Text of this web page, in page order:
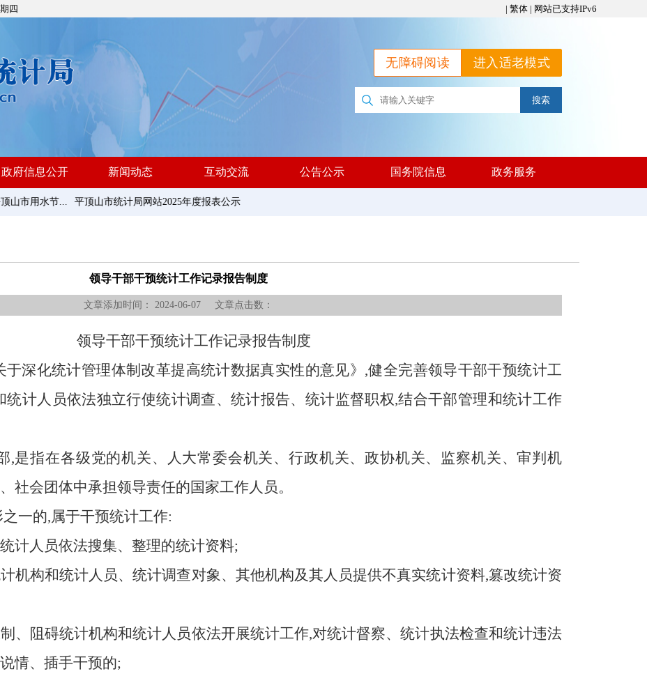
四 | 繁体 | 网站已支持IPv6
进入适老模式
无障碍阅读
政府信息公开 新闻动态 互动交流 公告公示 国务院信息 政务服务
山市用水节... 平顶山市统计局网站2025年度报表公示
领导干部干预统计工作记录报告制度
文章添加时间： 2024-06-07 文章点击数：
领导干部干预统计工作记录报告制度
于深化统计管理体制改革提高统计数据真实性的意见》,健全完善领导干部干预统计工
计人员依法独立行使统计调查、统计报告、统计监督职权,结合干部管理和统计工作
,是指在各级党的机关、人大常委会机关、行政机关、政协机关、监察机关、审判机
社会团体中承担领导责任的国家工作人员。
一的,属于干预统计工作:
计人员依法搜集、整理的统计资料;
机构和统计人员、统计调查对象、其他机构及其人员提供不真实统计资料,篡改统计资
、阻碍统计机构和统计人员依法开展统计工作,对统计督察、统计执法检查和统计违法
情、插手干预的;